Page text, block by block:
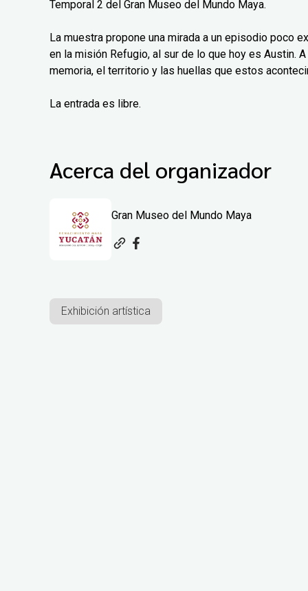
Temporal 2 del Gran Museo del Mundo Maya.
La muestra propone una mirada a un episodio poco
en la misión Refugio, al sur de lo que hoy es Austin.
memoria, el territorio y las huellas que estos
La entrada es libre.
Acerca del organizador
Gran Museo del Mundo Maya
Exhibición artística